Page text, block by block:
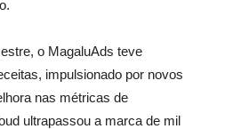
o MagaluAds teve
impulsionado por novos
nas métricas de
ultrapassou a marca de mil